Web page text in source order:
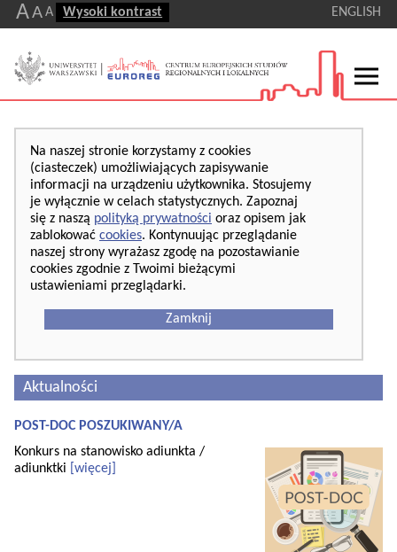
AA A Wysoki kontrast ENGLISH
Na naszej stronie korzystamy z cookies
(ciasteczek) umożliwiających zapisywanie
informacji na urządzeniu użytkownika. Stosujemy
je wyłącznie w celach statystycznych. Zapoznaj
się z naszą polityką prywatności oraz opisem jak
zablokować cookies. Kontynuując przeglądanie
naszej strony wyrażasz zgodę na pozostawianie
cookies zgodnie z Twoimi bieżącymi
ustawieniami przeglądarki.
Zamknij
Aktualności
POST-DOC POSZUKIWANY/A
Konkurs na stanowisko adiunkta /
adiunktki
[więcej]